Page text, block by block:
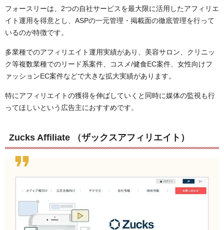
フォースリーは、2つの自社サービスを最大限に活用したアフィリエ
イト運用を得意とし、ASPの一元管理・掲載面の徹底管理を行って
いるのが特徴です。
多業種でのアフィリエイト運用実績があり、美容サロン、クリニッ
ク等複数業種でのリード系案件、コスメ/健食EC案件、女性向けフ
ァッションEC案件などで大きな拡大実績があります。
特にアフィリエイトの獲得を伸ばしていくと同時に媒体の監視も行
ってほしいという広告主におすすめです。
Zucks Affiliate （ザックスアフィリエイト）